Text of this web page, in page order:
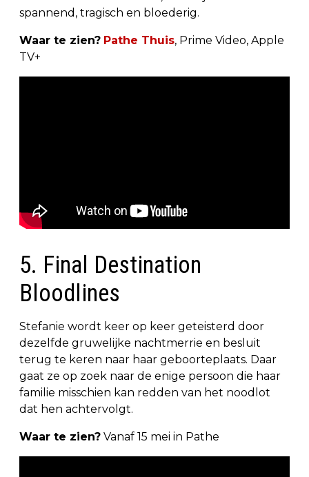
spannend, tragisch en bloederig.
Waar te zien? Pathe Thuis, Prime Video, Apple
TV+
5. Final Destination
Bloodlines
Stefanie wordt keer op keer geteisterd door
dezelfde gruwelijke nachtmerrie en besluit
terug te keren naar haar geboorteplaats. Daar
gaat ze op zoek naar de enige persoon die haar
familie misschien kan redden van het noodlot
dat hen achtervolgt.
Waar te zien? Vanaf 15 mei in Pathe